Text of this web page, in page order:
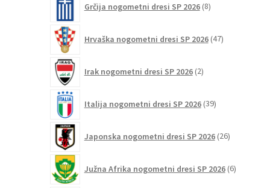
Grčija nogometni dresi SP 2026 8izdelkov
Hrvaška nogometni dresi SP 2026 47izdelkov
Irak nogometni dresi SP 2026 2izdelka
Italija nogometni dresi SP 2026 39izdelkov
Japonska nogometni dresi SP 2026 26izdelkov
Južna Afrika nogometni dresi SP 2026 6izdelkov